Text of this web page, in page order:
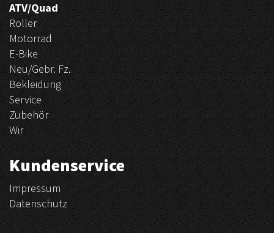
ATV/Quad
Roller
Motorrad
E-Bike
Neu/Gebr. Fz.
Bekleidung
Service
Zubehör
Wir
Kundenservice
Impressum
Datenschutz